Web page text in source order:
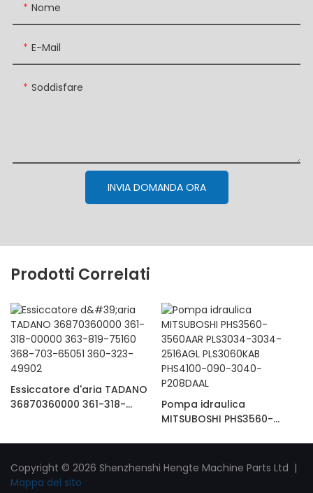
Nome
E-Mail
Soddisfare
INVIA DOMANDA ORA
Prodotti Correlati
Essiccatore d'aria TADANO
36870360000 361-318-
Pompa idraulica
MITSUBOSHI PHS3560-
PHS4100-090-3040-
P208DAAL
Copyright © 2026 Shenzhenshi Hengte Machine Parts Ltd |
Mappa del sito